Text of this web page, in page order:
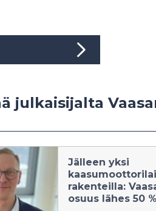
julkaisijalta
Jälleen yksi
rakenteilla:
osuus lähes 50 %